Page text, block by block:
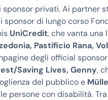
privati. Ai partner
di lungo corso
UniCredit, che vanta una
Pastificio Rana,
degli official
Saving Lives, Genny,
del pubblico e
persone con disabilità.